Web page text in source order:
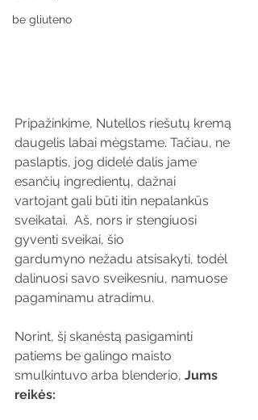
be gliuteno
Pripažinkime, Nutellos riešutų kremą
daugelis labai mėgstame. Tačiau, ne
paslaptis, jog didelė dalis jame
esančių ingredientų, dažnai
vartojant gali būti itin nepalankūs
sveikatai.  Aš, nors ir stengiuosi
gyventi sveikai, šio
gardumyno nežadu atsisakyti, todėl
dalinuosi savo sveikesniu, namuose
pagaminamu atradimu.
Norint, šį skanėstą pasigaminti
patiems be galingo maisto
smulkintuvo arba blenderio, Jums
reikės: